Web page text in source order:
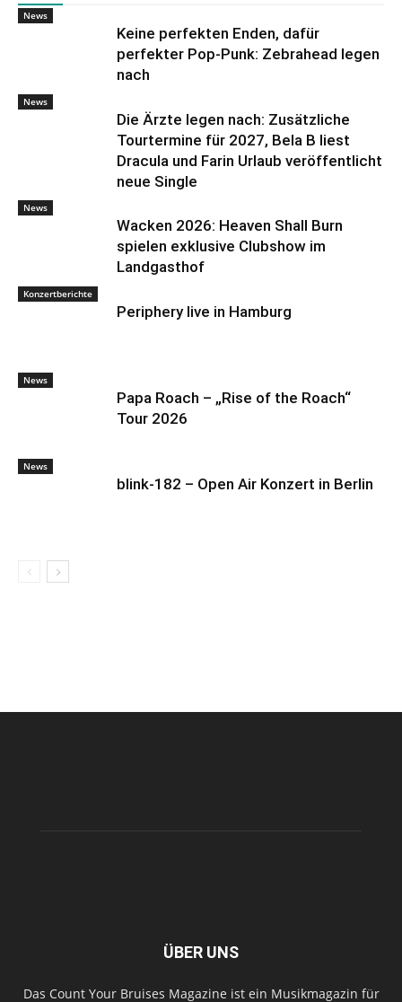
News
Keine perfekten Enden, dafür
perfekter Pop-Punk: Zebrahead legen
nach
News
Die Ärzte legen nach: Zusätzliche
Tourtermine für 2027, Bela B liest
Dracula und Farin Urlaub veröffentlicht
neue Single
News
Wacken 2026: Heaven Shall Burn
spielen exklusive Clubshow im
Landgasthof
Konzertberichte
Periphery live in Hamburg
News
Papa Roach – „Rise of the Roach“
Tour 2026
News
blink-182 – Open Air Konzert in Berlin
ÜBER UNS
Das Count Your Bruises Magazine ist ein Musikmagazin für